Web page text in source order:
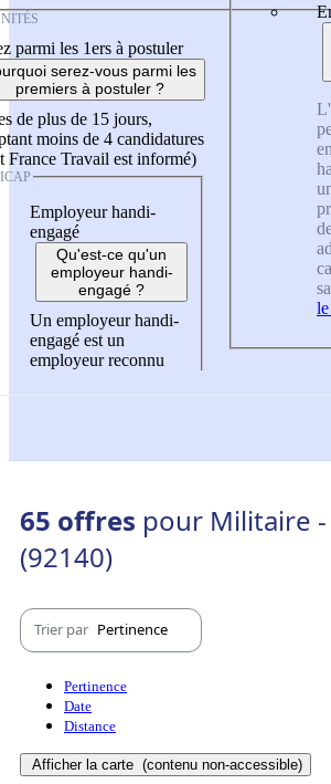
parmi les 1ers à postuler
serez-vous parmi les
premiers à postuler ?
de plus de 15 jours,
moins de 4 candidatures
France Travail est informé)
Employeur handi-
engagé
Qu'est-ce qu'un
employeur handi-
engagé ?
Un employeur handi-
engagé est un
employeur reconnu
65 offres pour Militaire
(92140)
Trier par Pertinence
Pertinence
Date
Distance
Afficher la carte (contenu non-accessible)